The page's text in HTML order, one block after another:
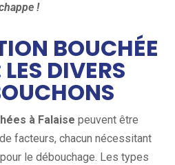
!
BOUCHÉE
DIVERS
à Falaise peuvent être
facteurs, chacun nécessitant
le débouchage. Les types